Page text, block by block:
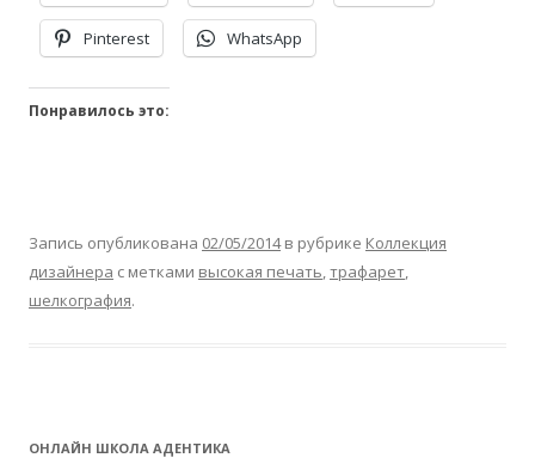
Pinterest WhatsApp
Понравилось это:
Запись опубликована 02/05/2014в рубрике Коллекция
дизайнера с метками высокая печать,трафарет,
шелкография.
ОНЛАЙН ШКОЛА АДЕНТИКА